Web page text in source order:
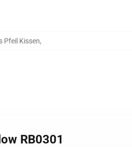
Pfeil Kissen,
RB0301